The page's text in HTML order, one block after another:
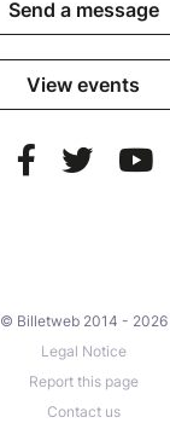
Send a message
View events
© Billetweb 2014 - 2026
Legal Notice
Report this page
Contact us